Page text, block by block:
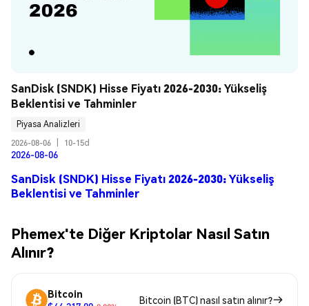
SanDisk (SNDK) Hisse Fiyatı 2026-2030: Yükseliş
Beklentisi ve Tahminler
Piyasa Analizleri
2026-08-06
10-15d
2026-08-06
SanDisk (SNDK) Hisse Fiyatı 2026-2030: Yükseliş
Beklentisi ve Tahminler
Phemex'te Diğer Kriptolar Nasıl Satın
Alınır?
Bitcoin
Bitcoin (BTC) nasıl satın alınır?